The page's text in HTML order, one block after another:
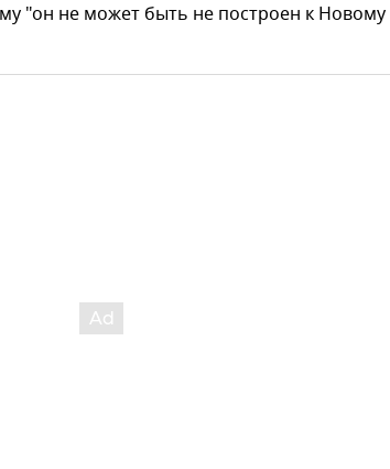
"он не может быть не построен к Новому